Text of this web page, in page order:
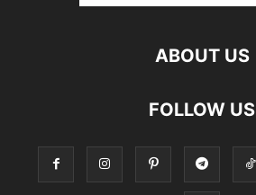
ABOUT US
FOLLOW US